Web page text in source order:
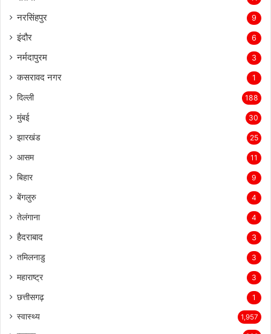
नरसिंहपुर 9
इंदौर 6
नर्मदापुरम 3
कसरावद नगर 1
दिल्ली 188
मुंबई 30
झारखंड 25
आसम 11
बिहार 9
बेंगलुरु 4
तेलंगाना 4
हैदराबाद 3
तमिलनाडु 3
महाराष्ट्र 3
छत्तीसगढ़ 1
स्वास्थ्य 1,957